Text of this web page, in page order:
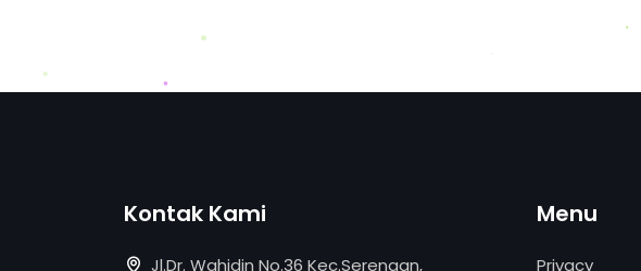
Kontak Kami
Jl.Dr. Wahidin No.36 Kec.Serengan,
Menu
Privacy